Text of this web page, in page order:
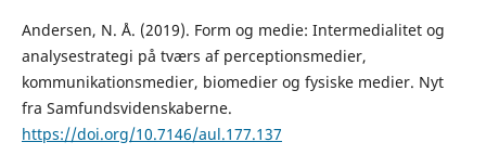
Andersen, N. Å. (2019). Form og medie: Intermedialitet og
analysestrategi på tværs af perceptionsmedier,
kommunikationsmedier, biomedier og fysiske medier. Nyt
fra Samfundsvidenskaberne.
https://doi.org/10.7146/aul.177.137